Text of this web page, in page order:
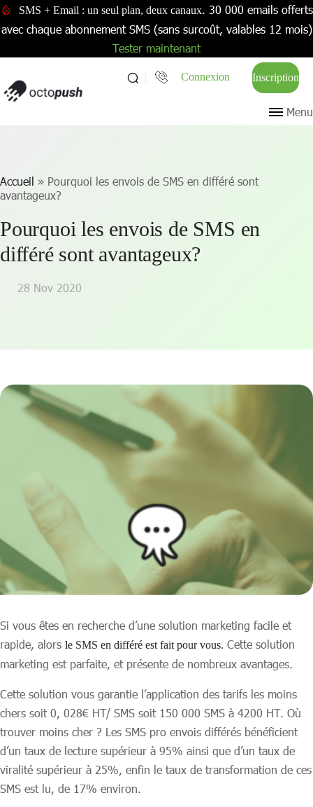
SMS + Email : un seul plan, deux canaux. 30 000 emails offerts
avec chaque abonnement SMS (sans surcoût, valables 12 mois)
Tester maintenant
Connexion Inscription
Menu
Accueil » Pourquoi les envois de SMS en différé sont
avantageux?
Pourquoi les envois de SMS en
différé sont avantageux?
28 Nov 2020
Si vous êtes en recherche d’une solution marketing facile et
rapide, alors le SMS en différé est fait pour vous. Cette solution
marketing est parfaite, et présente de nombreux avantages.
Cette solution vous garantie l’application des tarifs les moins
chers soit 0, 028€ HT/ SMS soit 150 000 SMS à 4200 HT. Où
trouver moins cher ? Les SMS pro envois différés bénéficient
d’un taux de lecture supérieur à 95% ainsi que d’un taux de
viralité supérieur à 25%, enfin le taux de transformation de ces
SMS est lu, de 17% environ.